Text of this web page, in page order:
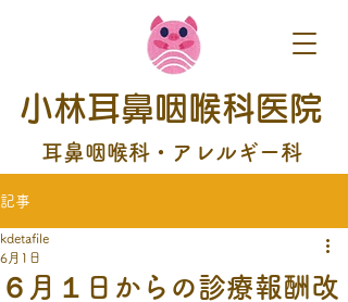
小林耳鼻咽喉科医院
耳鼻咽喉科・アレルギー科
記事
６月１日からの診療報酬改
kdetafile
6月1日